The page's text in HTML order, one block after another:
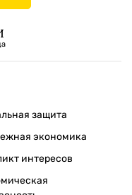
защита
экономика
интересов